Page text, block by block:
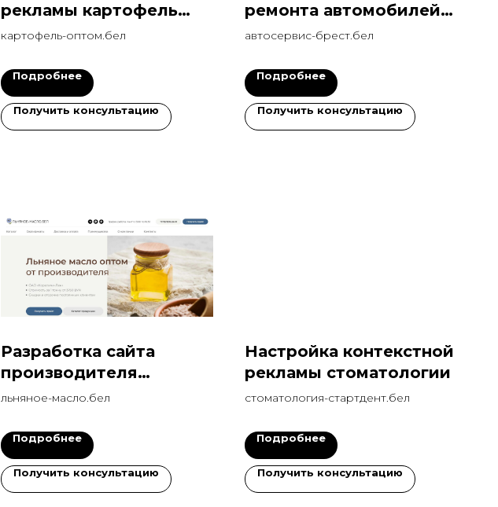
рекламы картофель
оптом на ПОИСКЕ
картофель-оптом.бел
Подробнее
Получить консультацию
ремонта автомобилей
300 лидов за месяц
автосервис-брест.бел
Подробнее
Получить консультацию
Разработка сайта
производителя
льняного масла
льняное-масло.бел
Подробнее
Получить консультацию
Настройка контекстной
рекламы стоматологии
стоматология-стартдент.бел
Подробнее
Получить консультацию